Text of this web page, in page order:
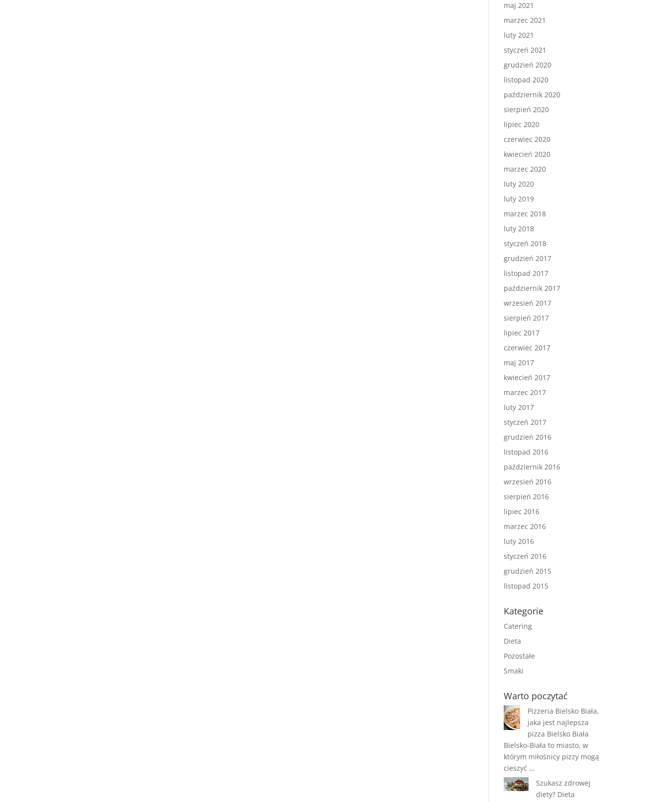
maj 2021
marzec 2021
luty 2021
styczeń 2021
grudzień 2020
listopad 2020
październik 2020
sierpień 2020
lipiec 2020
czerwiec 2020
kwiecień 2020
marzec 2020
luty 2020
luty 2019
marzec 2018
luty 2018
styczeń 2018
grudzień 2017
listopad 2017
październik 2017
wrzesień 2017
sierpień 2017
lipiec 2017
czerwiec 2017
maj 2017
kwiecień 2017
marzec 2017
luty 2017
styczeń 2017
grudzień 2016
listopad 2016
październik 2016
wrzesień 2016
sierpień 2016
lipiec 2016
marzec 2016
luty 2016
styczeń 2016
grudzień 2015
listopad 2015
Kategorie
Catering
Dieta
Pozostałe
Smaki
Warto poczytać
Pizzeria Bielsko Biała,
jaka jest najlepsza
pizza Bielsko Biała
Bielsko-Biała to miasto, w
którym miłośnicy pizzy mogą
cieszyć …
Szukasz zdrowej
diety? Dieta